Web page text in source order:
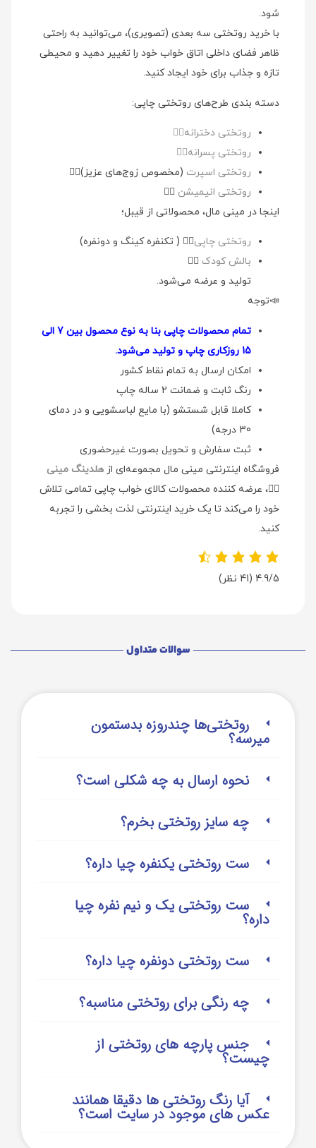
شود.
با خرید روتختی سه بعدی (تصویری)، می‌توانید به راحتی
ظاهر فضای داخلی اتاق خواب خود را تغییر دهید و محیطی
تازه و جذاب برای خود ایجاد کنید.
دسته بندی طرح‌های روتختی چاپی:
روتختی دخترانه👉🏻
روتختی پسرانه👉🏻
روتختی اسپرت (مخصوص زوج‌های عزیز)👉🏻
روتختی انیمیشن 👉🏻
اینجا در مینی مال، محصولاتی از قیبل؛
روتختی چاپی👉🏻 ( تکنفره کینگ و دونفره)
بالش کودک 👉🏻
تولید و عرضه می‌شود.
📣توجه
تمام محصولات چاپی بنا به نوع محصول بین 7 الی
15 روزکاری چاپ و تولید می‌شود.
امکان ارسال به تمام نقاط کشور
رنگ ثابت و ضمانت 2 ساله چاپ
کاملا قابل شستشو (با مایع لباسشویی و در دمای
30 درجه)
ثبت سفارش و تحویل بصورت غیرحضوری
فروشگاه اینترنتی مینی مال مجموعه‌ای ازهلدینگ مینی
👉🏻، عرضه کننده محصولات کالای خواب چاپی تمامی تلاش
خود را می‌کند تا یک خرید اینترنتی لذت بخشی را تجربه
کنید.
4.9/5 (41 نظر)
سوالات متداول
روتختی‌‌ها چندروزه بدستمون
میرسه؟
نحوه ارسال به چه شکلی است؟
چه سایز روتختی بخرم؟
ست روتختی یکنفره چیا داره؟
ست روتختی یک و نیم نفره چیا
داره؟
ست روتختی دونفره چیا داره؟
چه رنگی برای روتختی مناسبه؟
جنس پارچه های روتختی از
چیست؟
آیا رنگ روتختی ها دقیقا همانند
عکس های موجود در سایت است؟